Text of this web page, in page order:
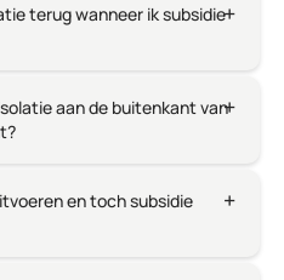
terug wanneer ik subsidie
aan de buitenkant van
en toch subsidie